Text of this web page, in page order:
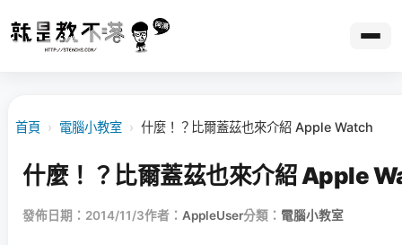
首頁 › 電腦小教室 › 什麼！？比爾蓋茲也來介紹 Apple Watch
什麼！？比爾蓋茲也來介紹 Apple
發佈日期：2014/11/3作者： AppleUser分類： 電腦小教室